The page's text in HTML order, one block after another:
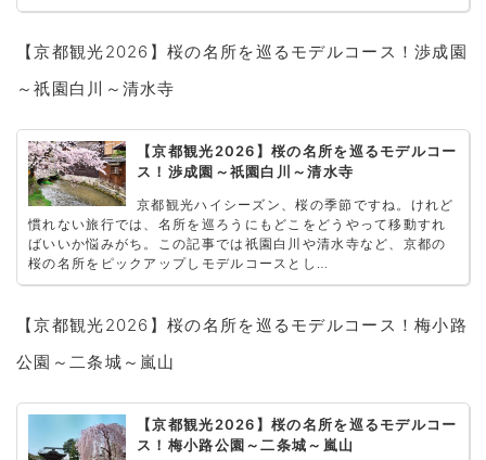
【京都観光2026】桜の名所を巡るモデルコース！渉成園
～祇園白川～清水寺
【京都観光2026】桜の名所を巡るモデルコー
ス！渉成園～祇園白川～清水寺
京都観光ハイシーズン、桜の季節ですね。けれど
慣れない旅行では、名所を巡ろうにもどこをどうやって移動すれ
ばいいか悩みがち。この記事では祇園白川や清水寺など、京都の
桜の名所をピックアップしモデルコースとし…
【京都観光2026】桜の名所を巡るモデルコース！梅小路
公園～二条城～嵐山
【京都観光2026】桜の名所を巡るモデルコー
ス！梅小路公園～二条城～嵐山